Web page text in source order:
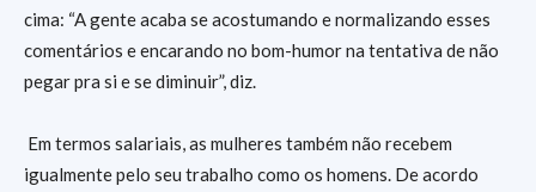
cima: “A gente acaba se acostumando e normalizando esses
comentários e encarando no bom-humor na tentativa de não
pegar pra si e se diminuir”, diz.
Em termos salariais, as mulheres também não recebem
igualmente pelo seu trabalho como os homens. De acordo